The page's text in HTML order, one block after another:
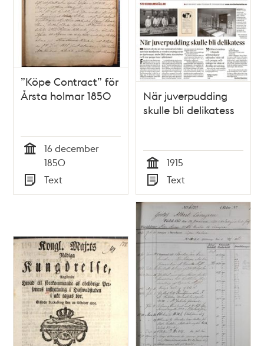
”Köpe Contract” för
Årsta holmar 1850
16 december
1850
Typ
Text
När juverpudding
skulle bli delikatess
Tid
1915
Typ
Text